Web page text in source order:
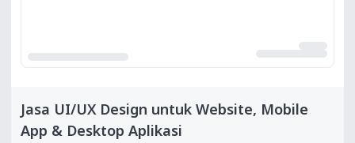
Jasa UI/UX Design untuk Website, Mobile
App & Desktop Aplikasi